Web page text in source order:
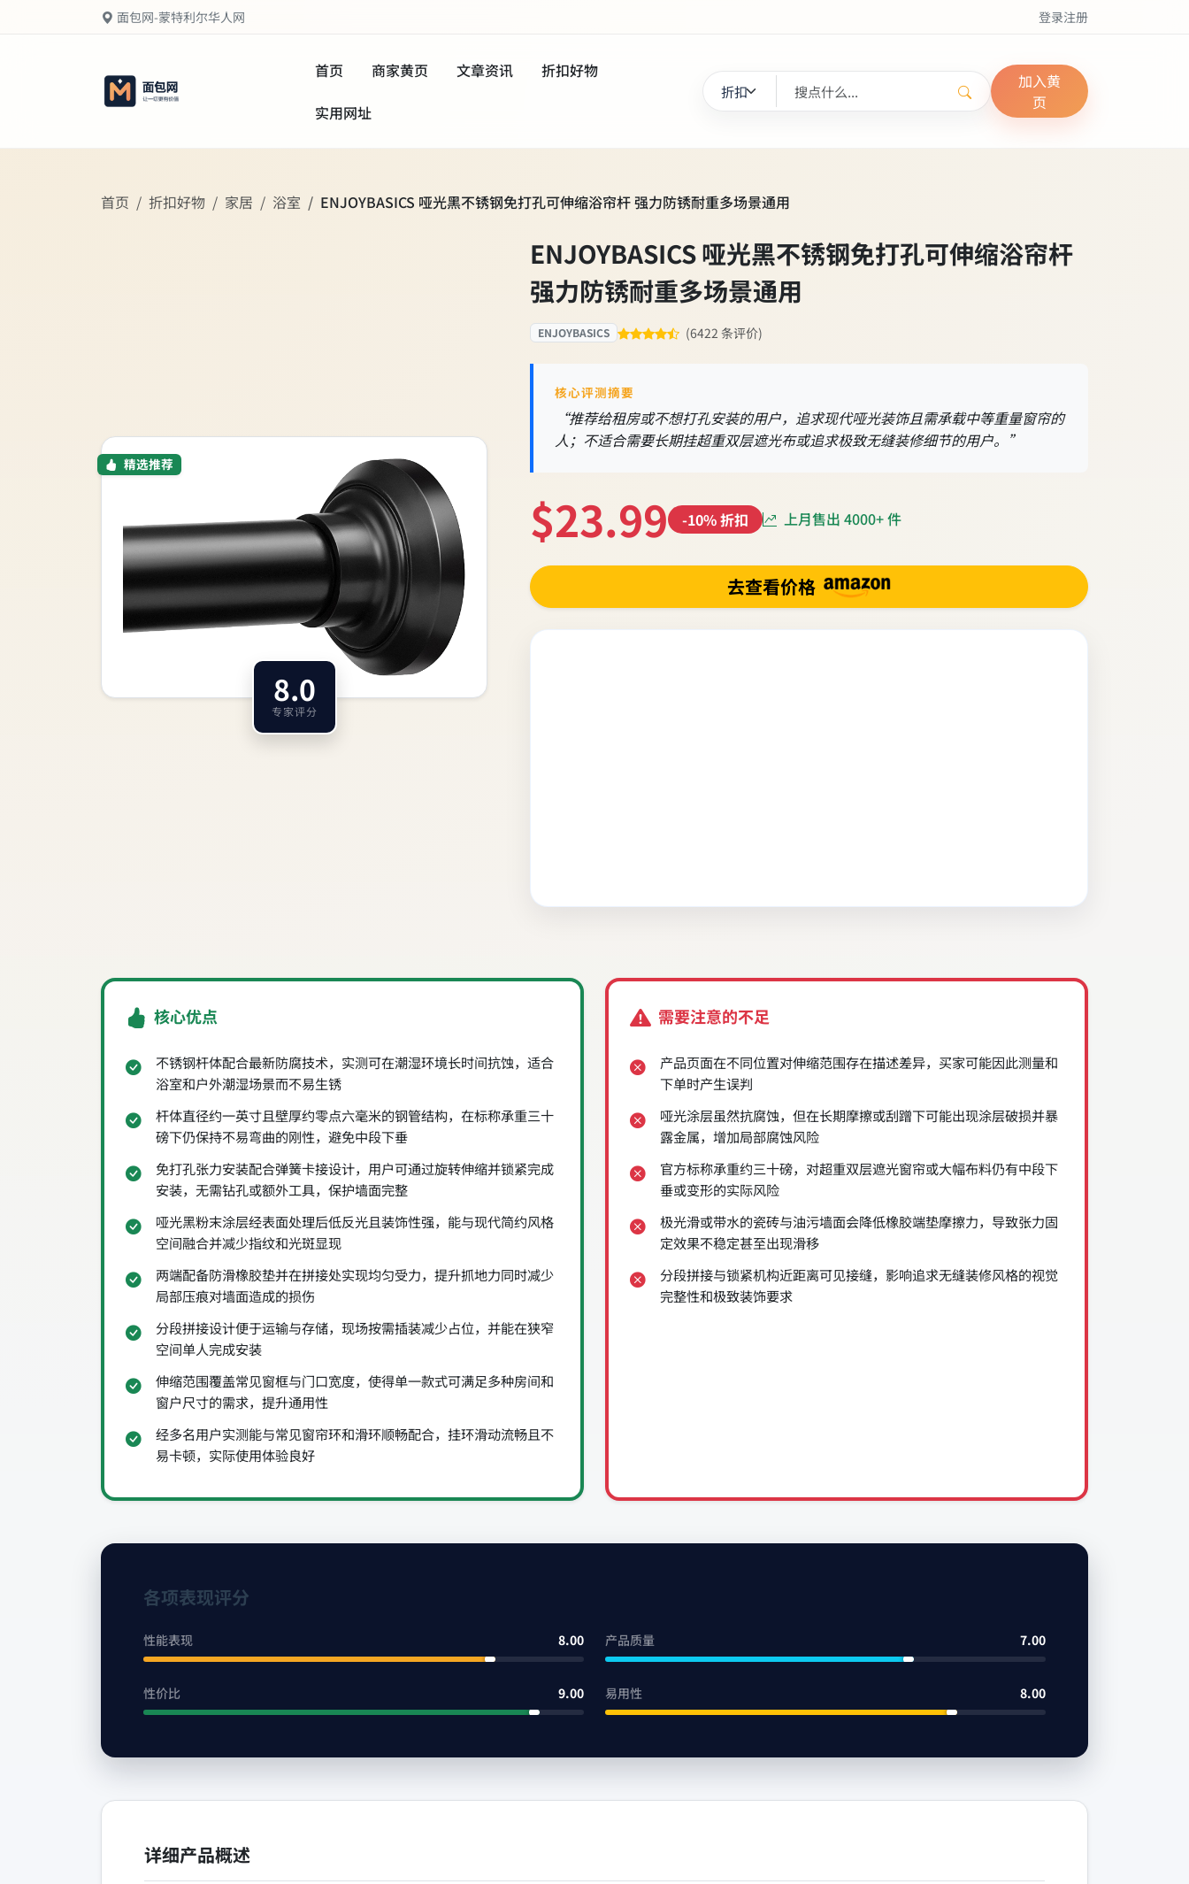
面包网-蒙特利尔华人网 登录注册
首页 商家黄页 文章资讯 折扣好物
实用网址
加入黄
页
首页 折扣好物 家居 浴室 ENJOYBASICS 哑光黑不锈钢免打孔可伸缩浴帘杆 强力防锈耐重多场景通用
精选推荐
8.0
专家评分
ENJOYBASICS 哑光黑不锈钢免打孔可伸缩浴帘杆
强力防锈耐重多场景通用
ENJOYBASICS (6422 条评价)
核心评测摘要
“推荐给租房或不想打孔安装的用户，追求现代哑光装饰且需承载中等重量窗帘的
人；不适合需要长期挂超重双层遮光布或追求极致无缝装修细节的用户。”
$23.99 -10% 折扣 上月售出 4000+ 件
去查看价格
核心优点
不锈钢杆体配合最新防腐技术，实测可在潮湿环境长时间抗蚀，适合
浴室和户外潮湿场景而不易生锈
杆体直径约一英寸且壁厚约零点六毫米的钢管结构，在标称承重三十
磅下仍保持不易弯曲的刚性，避免中段下垂
免打孔张力安装配合弹簧卡接设计，用户可通过旋转伸缩并锁紧完成
安装，无需钻孔或额外工具，保护墙面完整
哑光黑粉末涂层经表面处理后低反光且装饰性强，能与现代简约风格
空间融合并减少指纹和光斑显现
两端配备防滑橡胶垫并在拼接处实现均匀受力，提升抓地力同时减少
局部压痕对墙面造成的损伤
分段拼接设计便于运输与存储，现场按需插装减少占位，并能在狭窄
空间单人完成安装
伸缩范围覆盖常见窗框与门口宽度，使得单一款式可满足多种房间和
窗户尺寸的需求，提升通用性
经多名用户实测能与常见窗帘环和滑环顺畅配合，挂环滑动流畅且不
易卡顿，实际使用体验良好
需要注意的不足
产品页面在不同位置对伸缩范围存在描述差异，买家可能因此测量和
下单时产生误判
哑光涂层虽然抗腐蚀，但在长期摩擦或刮蹭下可能出现涂层破损并暴
露金属，增加局部腐蚀风险
官方标称承重约三十磅，对超重双层遮光窗帘或大幅布料仍有中段下
垂或变形的实际风险
极光滑或带水的瓷砖与油污墙面会降低橡胶端垫摩擦力，导致张力固
定效果不稳定甚至出现滑移
分段拼接与锁紧机构近距离可见接缝，影响追求无缝装修风格的视觉
完整性和极致装饰要求
各项表现评分
性能表现 8.00 产品质量 7.00
性价比 9.00 易用性 8.00
详细产品概述